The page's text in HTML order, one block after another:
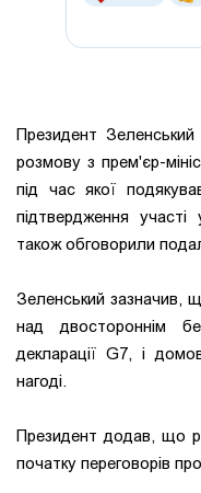
Президент
розмову з прем'єр-
під час якої
підтвердження
також обговорили
Зеленський зазначив,
над двостороннім
декларації G7, і
нагоді.
Президент додав, що
початку переговорів